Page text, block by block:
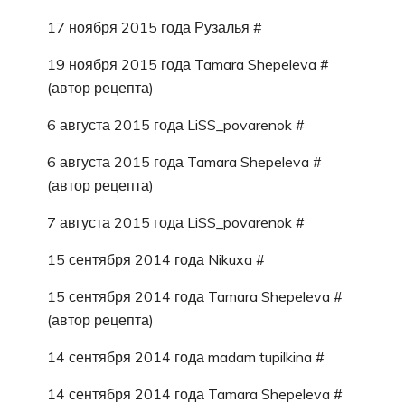
17 ноября 2015 года Рузалья #
19 ноября 2015 года Tamara Shepeleva #
(автор рецепта)
6 августа 2015 года LiSS_povarenok #
6 августа 2015 года Tamara Shepeleva #
(автор рецепта)
7 августа 2015 года LiSS_povarenok #
15 сентября 2014 года Nikuxa #
15 сентября 2014 года Tamara Shepeleva #
(автор рецепта)
14 сентября 2014 года madam tupilkina #
14 сентября 2014 года Tamara Shepeleva #